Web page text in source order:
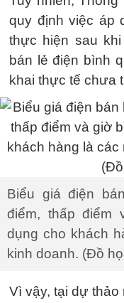
quy định việc áp
thực hiện sau
bán lẻ điện bình
khai thực tế chưa
Biểu giá điện
điểm, thấp điểm
dụng cho khách
kinh doanh. (Đồ
Vì vậy, tại dự